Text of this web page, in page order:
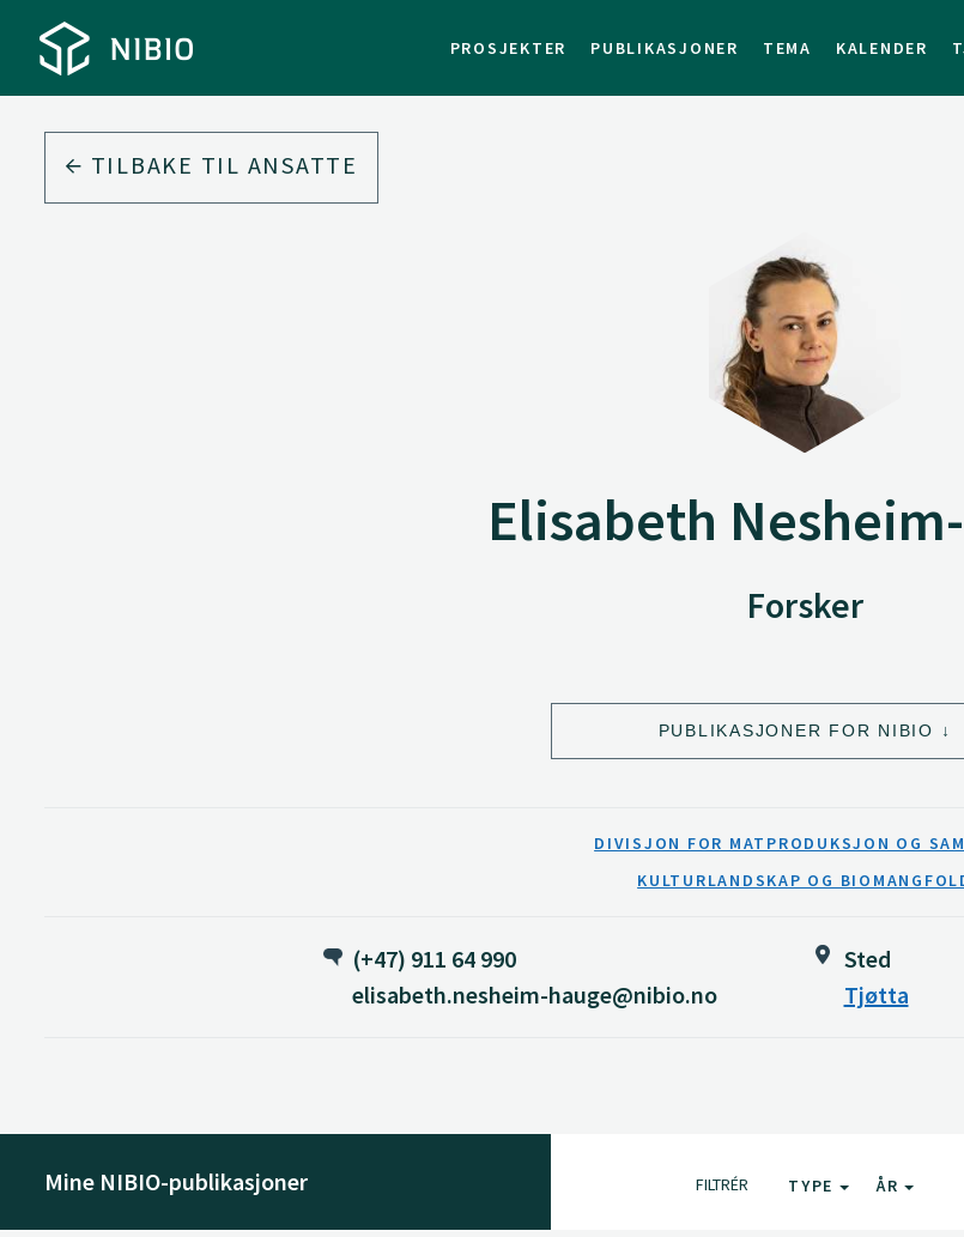
PROSJEKTER PUBLIKASJONER TEMA KALENDER
TILBAKE TIL ANSATTE
Elisabeth
Forsker
PUBLIKASJONER FOR NIBIO
DIVISJON FOR MATPRODUKSJON OG
KULTURLANDSKAP OG
(+47) 911 64 990
elisabeth.nesheim-hauge@nibio.no
Sted
Tjøtta
Mine NIBIO-publikasjoner FILTRÉR TYPE ÅR